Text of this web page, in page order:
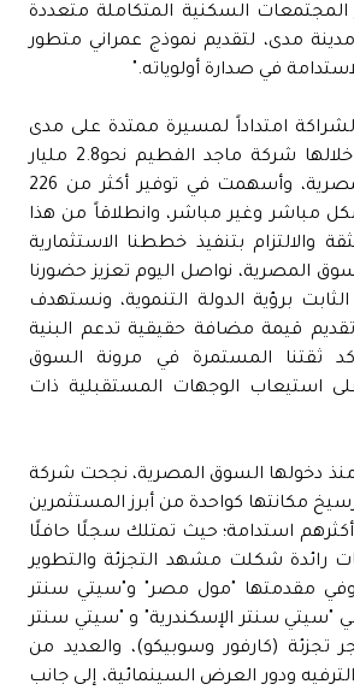
المجتمعات السكنية المتكاملة متعددة
مدى، لتقديم نموذج عمراني متطور
في صدارة أولوياته."
امتداداً لمسيرة ممتدة على مدى
27 عاماً، استثمرت خلالها شركة ماجد الفطيم نحو2.8 مليار
دولار في السوق المصرية، وأسهمت في توفير أكثر من 226
مباشر وغير مباشر، وانطلاقاً من هذا
والالتزام بتنفيذ خططنا الاستثمارية
المصرية، نواصل اليوم تعزيز حضورنا
برؤية الدولة التنموية، ونستهدف
قيمة مضافة حقيقية تدعم البنية
ثقتنا المستمرة في مرونة السوق
استيعاب الوجهات المستقبلية ذات
منذ دخولها السوق المصرية، نجحت شركة
مكانتها كواحدة من أبرز المستثمرين
استدامة؛ حيث تمتلك سجلًا حافلًا
رائدة شكلت مشهد التجزئة والتطوير
مقدمتها "مول مصر" و"سيتي سنتر
"سيتي سنتر الإسكندرية" و "سيتي سنتر
و 115 متجر تجزئة (كارفور وسوبيكو)، والعديد من
ودور العرض السينمائية، إلى جانب